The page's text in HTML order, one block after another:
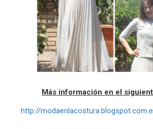
Más información en el
http://